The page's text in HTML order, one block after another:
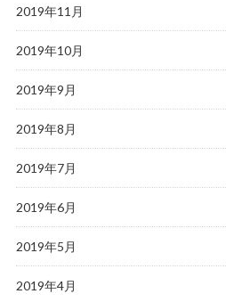
2019年11月
2019年10月
2019年9月
2019年8月
2019年7月
2019年6月
2019年5月
2019年4月